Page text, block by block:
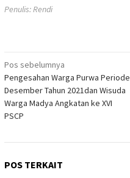
Penulis: Rendi
Navigasi
pos
Pos sebelumnya
Pengesahan Warga Purwa Periode
Desember Tahun 2021dan Wisuda
Warga Madya Angkatan ke XVI
PSCP
POS TERKAIT